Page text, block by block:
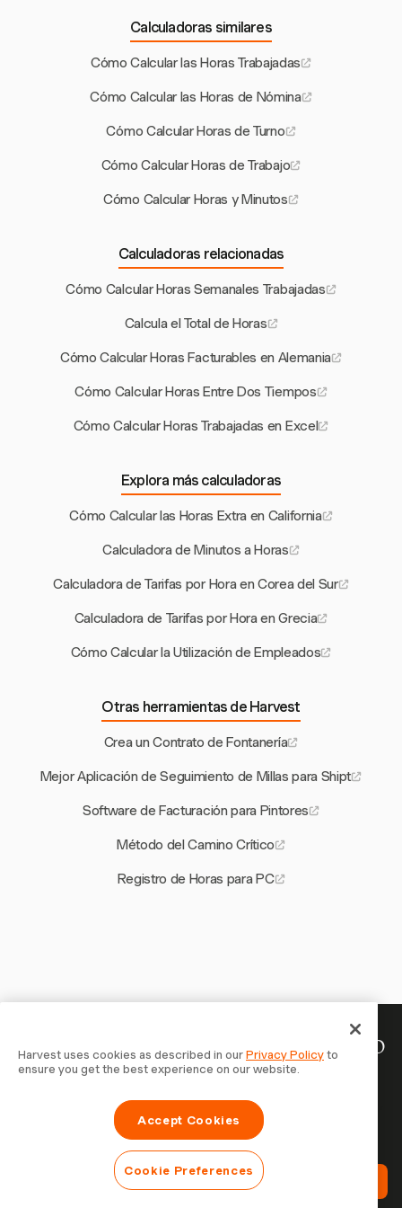
Calculadoras similares
Cómo Calcular las Horas Trabajadas
Cómo Calcular las Horas de Nómina
Cómo Calcular Horas de Turno
Cómo Calcular Horas de Trabajo
Cómo Calcular Horas y Minutos
Calculadoras relacionadas
Cómo Calcular Horas Semanales Trabajadas
Calcula el Total de Horas
Cómo Calcular Horas Facturables en Alemania
Cómo Calcular Horas Entre Dos Tiempos
Cómo Calcular Horas Trabajadas en Excel
Explora más calculadoras
Cómo Calcular las Horas Extra en California
Calculadora de Minutos a Horas
Calculadora de Tarifas por Hora en Corea del Sur
Calculadora de Tarifas por Hora en Grecia
Cómo Calcular la Utilización de Empleados
Otras herramientas de Harvest
Crea un Contrato de Fontanería
Mejor Aplicación de Seguimiento de Millas para Shipt
Software de Facturación para Pintores
Método del Camino Crítico
Registro de Horas para PC
Tu tiempo merece ser registrado
— empieza ahora
Únete a más de 70.000 empresas que registran tiempo,
facturan a clientes y cobran más rápido con Harvest.
Prueba Harvest Gratis
Harvest uses cookies as described in ourPrivacy Policyto
ensure you get the best experience on our website.
Accept Cookies
Cookie Preferences